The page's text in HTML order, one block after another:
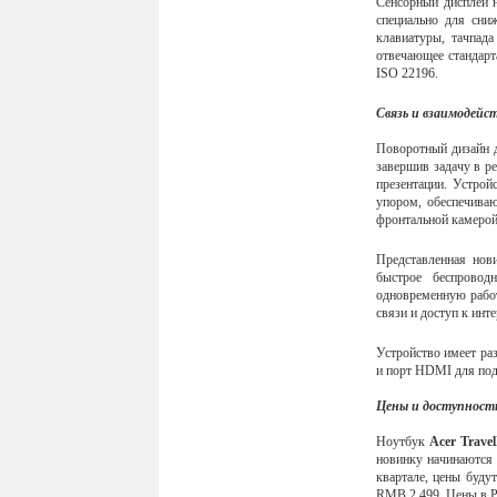
специально для
клавиатуры,
отвечающее
ISO 22196.
Связь и
Поворотный дизайн
завершив задачу в
презентации.
упором,
фронтальной
Представленная
быстрое
одновременную
связи и доступ к
Устройство имеет
и порт HDMI для
Цены и
НоутбукAcer
новинку
квартале, цены